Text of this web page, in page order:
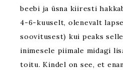
beebi ja üsna kiiresti
4-6-kuuselt, olenevalt
soovitusest) kui peaks
inimesele piimale midagi
toitu. Kindel on see, et